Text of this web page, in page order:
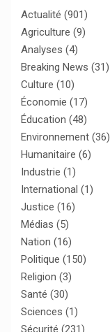
Actualité (901)
Agriculture (9)
Analyses (4)
Breaking News (31)
Culture (10)
Économie (17)
Éducation (48)
Environnement (36)
Humanitaire (6)
Industrie (1)
International (1)
Justice (16)
Médias (5)
Nation (16)
Politique (150)
Religion (3)
Santé (30)
Sciences (1)
Sécurité (231)